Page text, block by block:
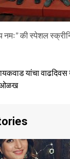
नमः” की स्पेशल
यांचा वाढदिवस
ओळख